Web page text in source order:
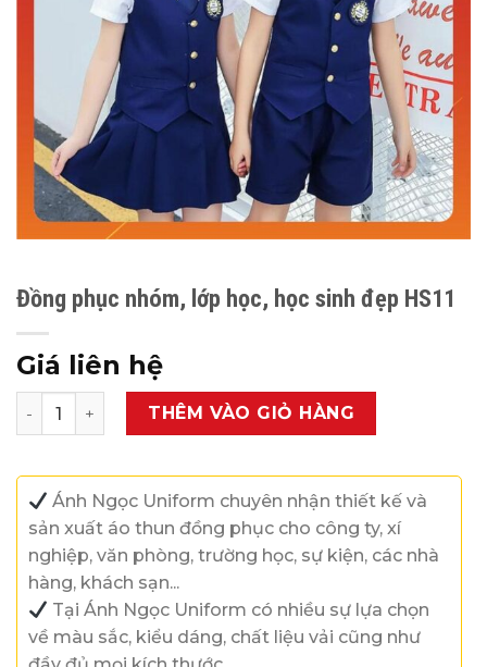
Đồng phục nhóm, lớp học, học sinh đẹp HS11
Giá liên hệ
Đồng phục nhóm, lớp học, học sinh đẹp HS11 số lượng
THÊM VÀO GIỎ HÀNG
Ánh Ngọc Uniform chuyên nhận thiết kế và
sản xuất áo thun đồng phục cho công ty, xí
nghiệp, văn phòng, trường học, sự kiện, các nhà
hàng, khách sạn...
Tại Ánh Ngọc Uniform có nhiều sự lựa chọn
về màu sắc, kiểu dáng, chất liệu vải cũng như